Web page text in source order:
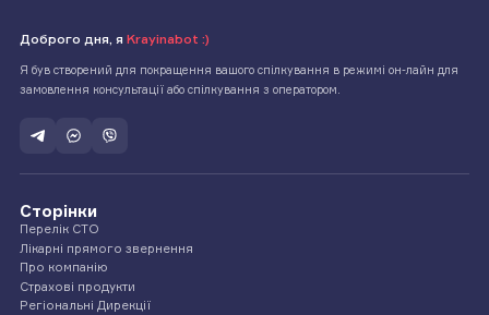
Доброго дня, я Krayinabot :)
Я був створений для покращення вашого спілкування в режимі он-лайн для
замовлення консультації або спілкування з оператором.
Сторінки
Перелік СТО
Лікарні прямого звернення
Про компанію
Страхові продукти
Регіональні Дирекції